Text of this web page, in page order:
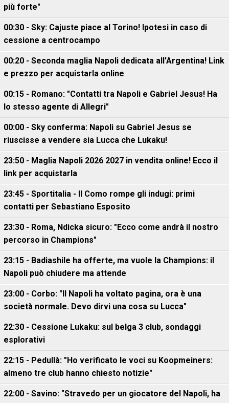
più forte"
00:30 - Sky: Cajuste piace al Torino! Ipotesi in caso di
cessione a centrocampo
00:20 - Seconda maglia Napoli dedicata all'Argentina! Link
e prezzo per acquistarla online
00:15 - Romano: "Contatti tra Napoli e Gabriel Jesus! Ha
lo stesso agente di Allegri"
00:00 - Sky conferma: Napoli su Gabriel Jesus se
riuscisse a vendere sia Lucca che Lukaku!
23:50 - Maglia Napoli 2026 2027 in vendita online! Ecco il
link per acquistarla
23:45 - Sportitalia - Il Como rompe gli indugi: primi
contatti per Sebastiano Esposito
23:30 - Roma, Ndicka sicuro: "Ecco come andrà il nostro
percorso in Champions"
23:15 - Badiashile ha offerte, ma vuole la Champions: il
Napoli può chiudere ma attende
23:00 - Corbo: "Il Napoli ha voltato pagina, ora è una
società normale. Devo dirvi una cosa su Lucca"
22:30 - Cessione Lukaku: sul belga 3 club, sondaggi
esplorativi
22:15 - Pedullà: "Ho verificato le voci su Koopmeiners:
almeno tre club hanno chiesto notizie"
22:00 - Savino: "Stravedo per un giocatore del Napoli, ha